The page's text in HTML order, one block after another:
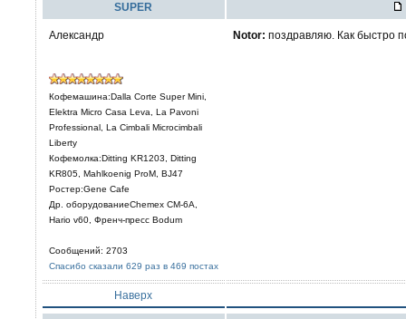
SUPER
Александр
Кофемашина:Dalla Corte Super Mini,
Elektra Micro Casa Leva, La Pavoni
Professional, La Cimbali Microcimbali
Liberty
Кофемолка:Ditting KR1203, Ditting
KR805, Mahlkoenig ProM, BJ47
Ростер:Gene Cafe
Др. оборудованиеChemex CM-6A,
Hario v60, Френч-пресс Bodum
Сообщений: 2703
Спасибо сказали 629 раз в 469 постах
Notor: поздравляю. Как быстро
Наверх